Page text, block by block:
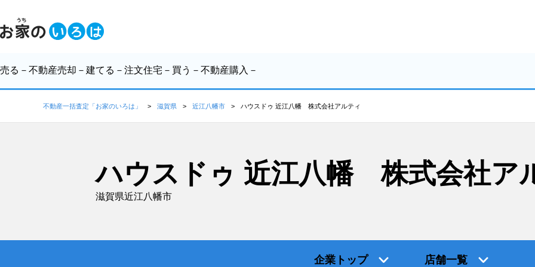
売る －不動産売却－ 建てる －注文住宅－ 買う －不動産購入－
不動産一括査定「お家のいろは」 滋賀県 近江八幡市 ハウスドゥ 近江八幡 株式会社アルティ
ハウスドゥ 近江八幡 株式会社ア
滋賀県近江八幡市
企業トップ 店舗一覧